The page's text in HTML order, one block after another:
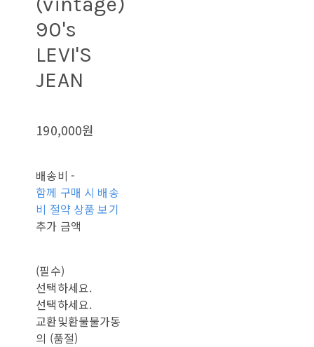
90's
LEVI'S
JEAN
190,000원
배송비 -
함께 구매 시 배송
비 절약 상품 보기
추가 금액
(필수)
선택하세요.
선택하세요.
교환및환불불가동
의 (품절)